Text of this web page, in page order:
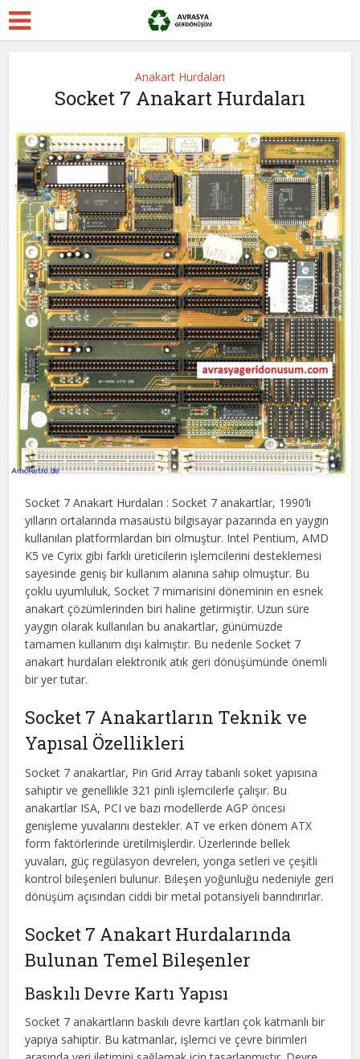
Anakart Hurdaları
Socket 7 Anakart Hurdaları
Socket 7 Anakart Hurdaları : Socket 7 anakartlar, 1990’lı
yılların ortalarında masaüstü bilgisayar pazarında en yaygın
kullanılan platformlardan biri olmuştur. Intel Pentium, AMD
K5 ve Cyrix gibi farklı üreticilerin işlemcilerini desteklemesi
sayesinde geniş bir kullanım alanına sahip olmuştur. Bu
çoklu uyumluluk, Socket 7 mimarisini döneminin en esnek
anakart çözümlerinden biri haline getirmiştir. Uzun süre
yaygın olarak kullanılan bu anakartlar, günümüzde
tamamen kullanım dışı kalmıştır. Bu nedenle Socket 7
anakart hurdaları elektronik atık geri dönüşümünde önemli
bir yer tutar.
Socket 7 Anakartların Teknik ve
Yapısal Özellikleri
Socket 7 anakartlar, Pin Grid Array tabanlı soket yapısına
sahiptir ve genellikle 321 pinli işlemcilerle çalışır. Bu
anakartlar ISA, PCI ve bazı modellerde AGP öncesi
genişleme yuvalarını destekler. AT ve erken dönem ATX
form faktörlerinde üretilmişlerdir. Üzerlerinde bellek
yuvaları, güç regülasyon devreleri, yonga setleri ve çeşitli
kontrol bileşenleri bulunur. Bileşen yoğunluğu nedeniyle geri
dönüşüm açısından ciddi bir metal potansiyeli barındırırlar.
Socket 7 Anakart Hurdalarında
Bulunan Temel Bileşenler
Baskılı Devre Kartı Yapısı
Socket 7 anakartların baskılı devre kartları çok katmanlı bir
yapıya sahiptir. Bu katmanlar, işlemci ve çevre birimleri